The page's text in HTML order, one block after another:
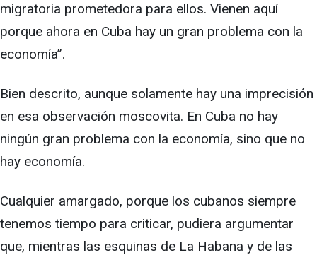
migratoria prometedora para ellos. Vienen aquí
porque ahora en Cuba hay un gran problema con la
economía”.
Bien descrito, aunque solamente hay una imprecisión
en esa observación moscovita. En Cuba no hay
ningún gran problema con la economía, sino que no
hay economía.
Cualquier amargado, porque los cubanos siempre
tenemos tiempo para criticar, pudiera argumentar
que, mientras las esquinas de La Habana y de las